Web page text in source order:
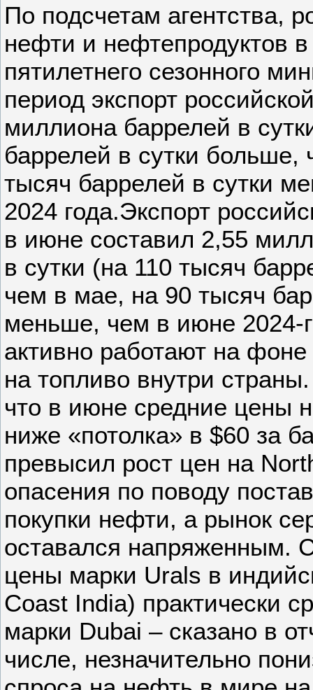
По подсчетам агентства,
нефти и нефтепродуктов
пятилетнего сезонного
период экспорт
миллиона баррелей в
баррелей в сутки
тысяч баррелей в сутки
2024 года.Экспорт
в июне составил 2,55
в сутки (на 110 тысяч
чем в мае, на 90 тысяч
меньше, чем в июне
активно работают на фоне
на топливо внутри
что в июне средние цены
ниже «потолка» в $60 за
превысил рост цен на
опасения по поводу
покупки нефти, а рынок
оставался напряженным.
цены марки Urals в
Coast India) практически
марки Dubai – сказано в
числе, незначительно